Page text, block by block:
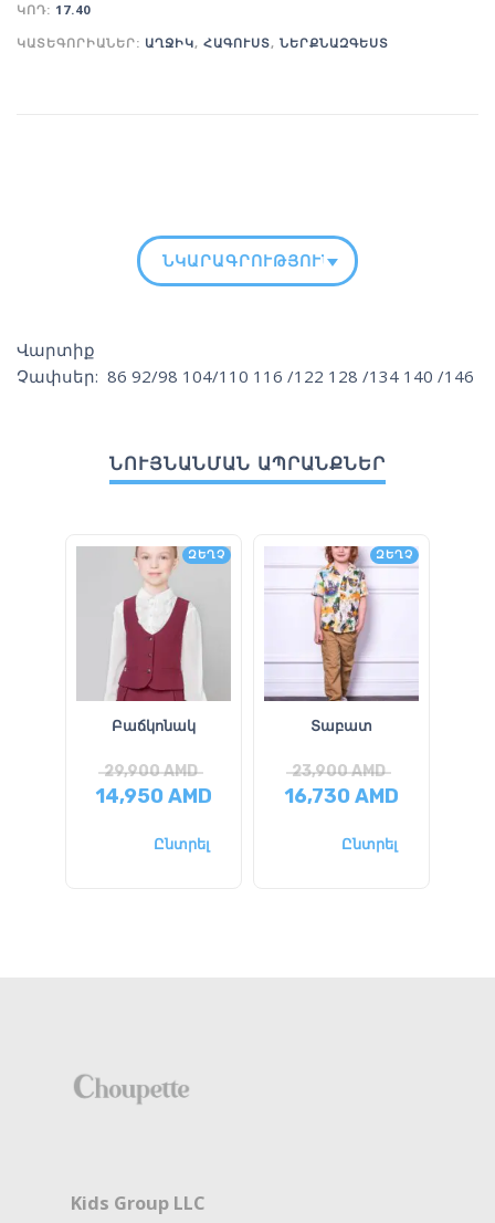
ԿՈԴ: 17.40
ԿԱՏԵԳՈՐԻԱՆԵՐ: ԱՂՋԻԿ, ՀԱԳՈՒՍՏ, ՆԵՐՔՆԱԶԳԵՍՏ
ՆԿԱՐԱԳՐՈՒԹՅՈՒՆ
Վարտիք
Չափսեր: 86 92/98 104/110 116 /122 128 /134 140 /146
ՆՈՒՅՆԱՆՄԱՆ ԱՊՐԱՆՔՆԵՐ
ԶԵՂՉ
Բաճկոնակ
29,900AMD
14,950AMD
Ընտրել
ԶԵՂՉ
Տաբատ
23,900AMD
16,730AMD
Ընտրել
Kids Group LLC